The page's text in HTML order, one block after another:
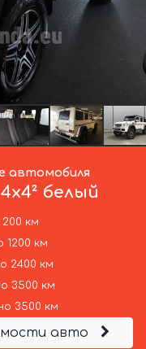
автомобиля
белый
200 км
1200 км
2400 км
3500 км
3500 км
авто